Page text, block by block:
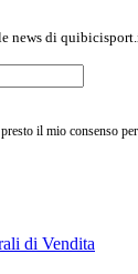
news di
presto il mio consenso
di Vendita